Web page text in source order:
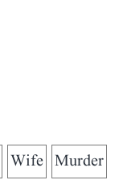
Murder
Wife